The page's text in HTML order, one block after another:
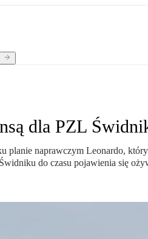
dla PZL
planie naprawczym Leonardo,
do czasu pojawienia się